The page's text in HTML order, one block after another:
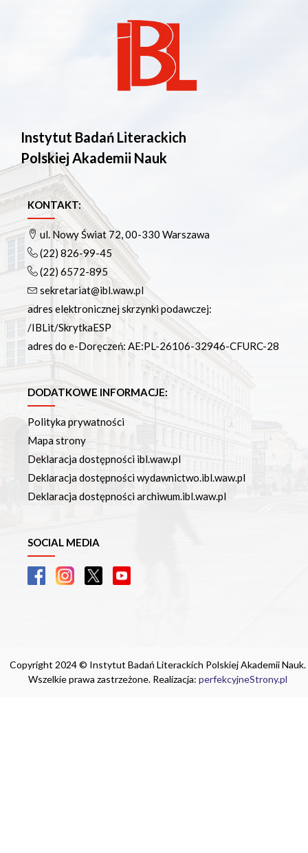
Instytut Badań Literackich
Polskiej Akademii Nauk
KONTAKT:
ul. Nowy Świat 72, 00-330 Warszawa
(22) 826-99-45
(22) 6572-895
sekretariat@ibl.waw.pl
adres elektronicznej skrzynki podawczej:
/IBLit/SkrytkaESP
adres do e-Doręczeń: AE:PL-26106-32946-CFURC-28
DODATKOWE INFORMACJE:
Polityka prywatności
Mapa strony
Deklaracja dostępności ibl.waw.pl
Deklaracja dostępności wydawnictwo.ibl.waw.pl
Deklaracja dostępności archiwum.ibl.waw.pl
SOCIAL MEDIA
Copyright 2024 © Instytut Badań Literackich Polskiej Akademii Nauk.
Wszelkie prawa zastrzeżone. Realizacja: perfekcyjneStrony.pl